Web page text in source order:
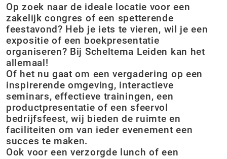
Op zoek naar de ideale locatie voor een
zakelijk congres of een spetterende
feestavond? Heb je iets te vieren, wil je een
expositie of een boekpresentatie
organiseren? Bij Scheltema Leiden kan het
allemaal!
Of het nu gaat om een vergadering op een
inspirerende omgeving, interactieve
seminars, effectieve trainingen, een
productpresentatie of een sfeervol
bedrijfsfeest, wij bieden de ruimte en
faciliteiten om van ieder evenement een
succes te maken.
Ook voor een verzorgde lunch of een